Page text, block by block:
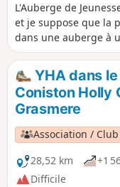
L'Auberge de
et je suppose que la
dans une auberge à
C'est amusant de
monde, en
mieux connaître,
notamment en leur
hébergements
sélection d'itinéraires
une auberge YHA
trouverez 1 sommet
pub et un ferry.
YHA dans
Coniston Holly
Grasmere
Association /
28,52 km
+1
Difficile